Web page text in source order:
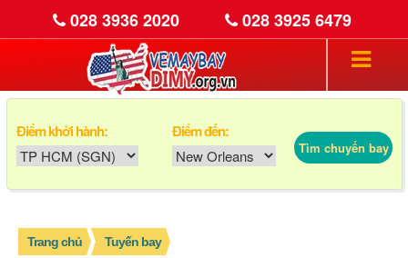
028 3936 2020 028 3925 6479
Điểm khởi hành: Điểm đến:
Tìm chuyến bay
Trang chủ Tuyến bay